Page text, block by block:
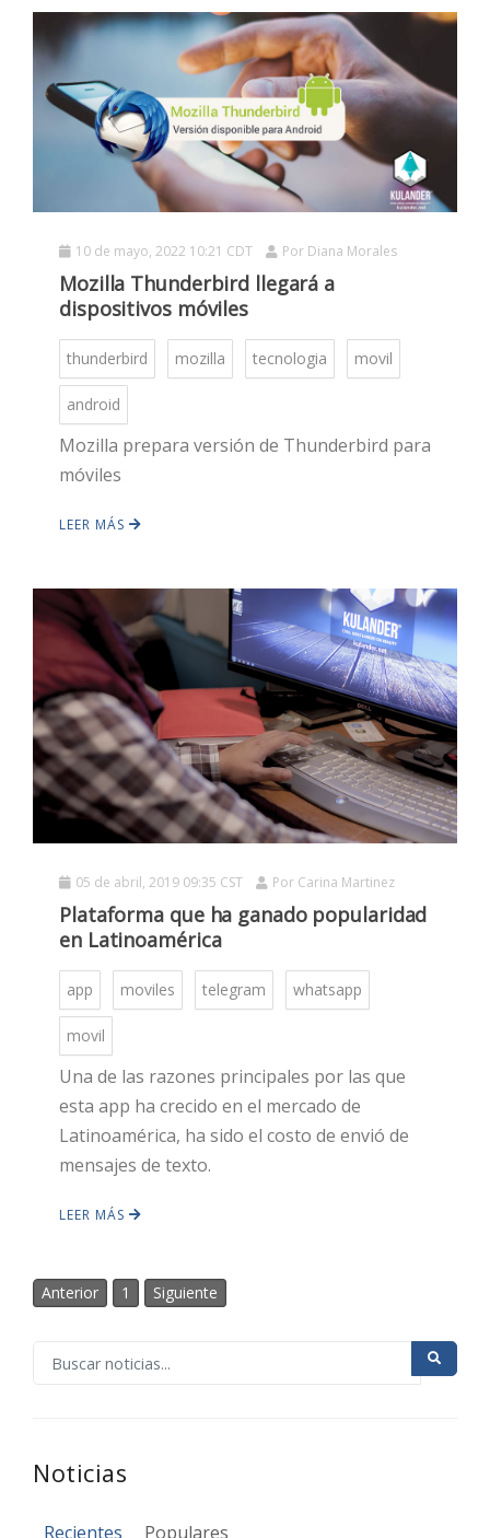
HOT
HOT
HOT
10 de mayo, 2022 10:21 CDT Por Diana Morales
Mozilla Thunderbird llegará a
dispositivos móviles
thunderbird mozilla tecnologia movil
android
Mozilla prepara versión de Thunderbird para
móviles
LEER MÁS
05 de abril, 2019 09:35 CST Por Carina Martinez
Plataforma que ha ganado popularidad
en Latinoamérica
app moviles telegram whatsapp
movil
Una de las razones principales por las que
esta app ha crecido en el mercado de
Latinoamérica, ha sido el costo de envió de
mensajes de texto.
LEER MÁS
Anterior 1 Siguiente
Noticias
Recientes Populares